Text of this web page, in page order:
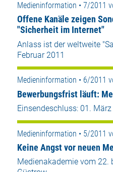
Medieninformation • 7/2011
Offene Kanäle zeigen
"Sicherheit im Internet"
Anlass ist der weltweite
Februar 2011
Medieninformation • 6/2011
Bewerbungsfrist läuft:
Einsendeschluss: 01. März
Medieninformation • 5/2011
Keine Angst vor neuen
Medienakademie vom 22.